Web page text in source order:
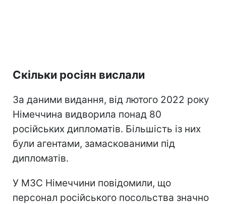
Скільки росіян вислали
За даними видання, від лютого 2022 року
Німеччина видворила понад 80
російських дипломатів. Більшість із них
були агентами, замаскованими під
дипломатів.
У МЗС Німеччини повідомили, що
персонал російського посольства значно